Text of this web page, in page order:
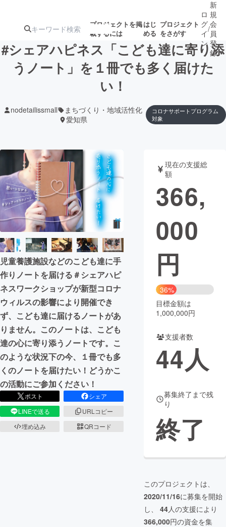
プロジェクトを掲
載するには
はじ
める
プロジェクト
をさがす
注目の新着プロ
テクノロジー・ガジェット ゲーム・サ
映像・映画 書籍・雑誌
ビジネス・起業
まちづくり・地域活性化
CAMPFIRE for Social Good
CAMPFIRE Creation
CAMPFIREふるさと納税machi-ya コミュニティ
ロ
グ
イ
ン
/
新
規
会
員
登
録
#シェアハピネス「こども達に寄り添
うノート」を１冊でも多く届けた
い！
nodetailissmall
まちづくり・地域活性化
愛知県
コロナサポートプログラム
対象
児童養護施設などのこども達に手
作りノートを届ける＃シェアハピ
ネスワークショップが新型コロナ
ウィルスの影響により開催でき
ず、こども達に届けるノートがあ
りません。このノートは、こども
達の心に寄り添うノートです。こ
のような状況下の今、１冊でも多
くのノートを届けたい！どうかこ
の活動にご参加ください！
ポスト
シェア
LINEで送る
URLコピー
埋め込み
QRコード
現在の支援総
額
366,
000
円
36%
目標金額は
1,000,000円
支援者数
44人
募集終了まで残
り
終了
このプロジェクトは、
2020/11/16に募集を開始
し、 44人の支援により
366,000円の資金を集